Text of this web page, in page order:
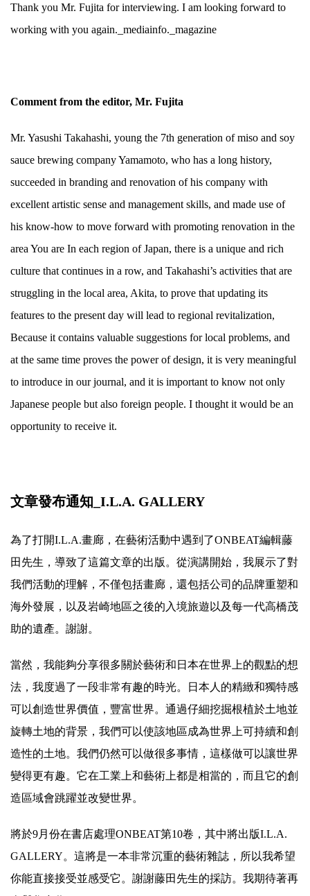
Thank you Mr. Fujita for interviewing. I am looking forward to
working with you again._mediainfo._magazine
Comment from the editor, Mr. Fujita
Mr. Yasushi Takahashi, young the 7th generation of miso and soy
sauce brewing company Yamamoto, who has a long history,
succeeded in branding and renovation of his company with
excellent artistic sense and management skills, and made use of
his know-how to move forward with promoting renovation in the
area You are In each region of Japan, there is a unique and rich
culture that continues in a row, and Takahashi’s activities that are
struggling in the local area, Akita, to prove that updating its
features to the present day will lead to regional revitalization,
Because it contains valuable suggestions for local problems, and
at the same time proves the power of design, it is very meaningful
to introduce in our journal, and it is important to know not only
Japanese people but also foreign people. I thought it would be an
opportunity to receive it.
文章發布通知_I.L.A. GALLERY
為了打開I.L.A.畫廊，在藝術活動中遇到了ONBEAT編輯藤
田先生，導致了這篇文章的出版。從演講開始，我展示了對
我們活動的理解，不僅包括畫廊，還包括公司的品牌重塑和
海外發展，以及岩崎地區之後的入境旅遊以及每一代高橋茂
助的遺產。謝謝。
當然，我能夠分享很多關於藝術和日本在世界上的觀點的想
法，我度過了一段非常有趣的時光。日本人的精緻和獨特感
可以創造世界價值，豐富世界。通過仔細挖掘根植於土地並
旋轉土地的背景，我們可以使該地區成為世界上可持續和創
造性的土地。我們仍然可以做很多事情，這樣做可以讓世界
變得更有趣。它在工業上和藝術上都是相當的，而且它的創
造區域會跳躍並改變世界。
將於9月份在書店處理ONBEAT第10卷，其中將出版I.L.A.
GALLERY。這將是一本非常沉重的藝術雜誌，所以我希望
你能直接接受並感受它。謝謝藤田先生的採訪。我期待著再